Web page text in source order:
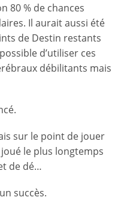
80 % de chances
Il aurait aussi été
de Destin restants
d’utiliser ces
débilitants mais
sur le point de jouer
le plus longtemps
de dé…
succès.